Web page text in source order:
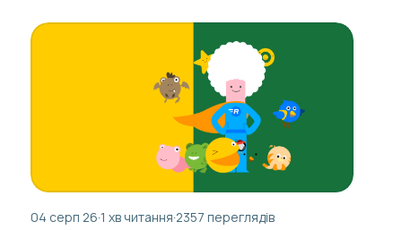
04 серп 26·1 хв читання·2357 переглядів